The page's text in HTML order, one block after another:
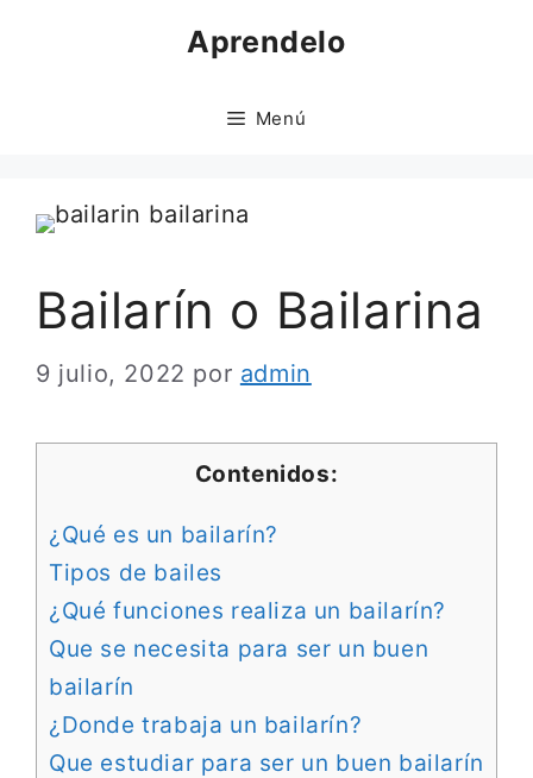
Aprendelo
Menú
Bailarín o Bailarina
9 julio, 2022 por admin
Contenidos:
¿Qué es un bailarín?
Tipos de bailes
¿Qué funciones realiza un bailarín?
Que se necesita para ser un buen
bailarín
¿Donde trabaja un bailarín?
Que estudiar para ser un buen bailarín